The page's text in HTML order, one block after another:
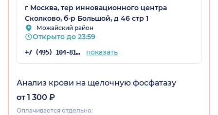
доволен.
г Москва, тер инновационного центра
Сколково, б-р Большой, д 46 стр 1
Можайский район
Открыто до 23:59
+7 (495) 104-81-22 показать
Анализ крови на щелочную фосфатазу
от 1 300 ₽
Оплачивается отдельно: